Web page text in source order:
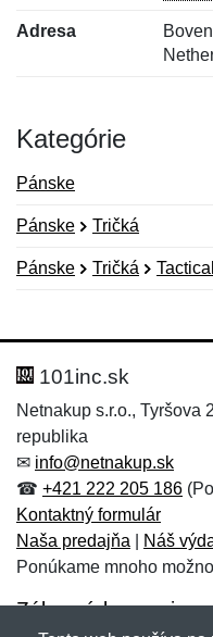
Adresa
Kategórie
Pánske
Pánske Tričká
Pánske Tričká
Hodnotenie:
Meno:*
E-mail:
Meno:
E-mail:*
Správa*
101inc.sk
Netnakup s.r.o., Tyršova
republika
✉ info@netnakup.sk
☎ +421 222 205 186
Kontaktný formulár
Naša predajňa
Náš
Ponúkame mnoho
Zákaznícky servis